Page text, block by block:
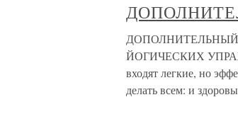
ЙОГИЧЕСКИХ
входят легкие, но
делать всем: и